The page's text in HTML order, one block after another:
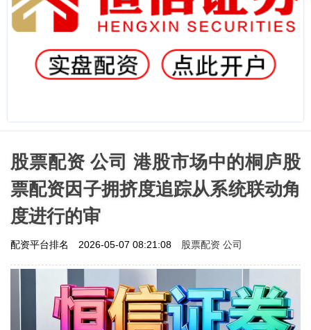
股票配资 公司 港股市场中的桐庐股
票配资因子拥挤度追踪从系统联动角
度进行的审
配资平台排名 2026-05-07 08:21:08 股票配资 公司